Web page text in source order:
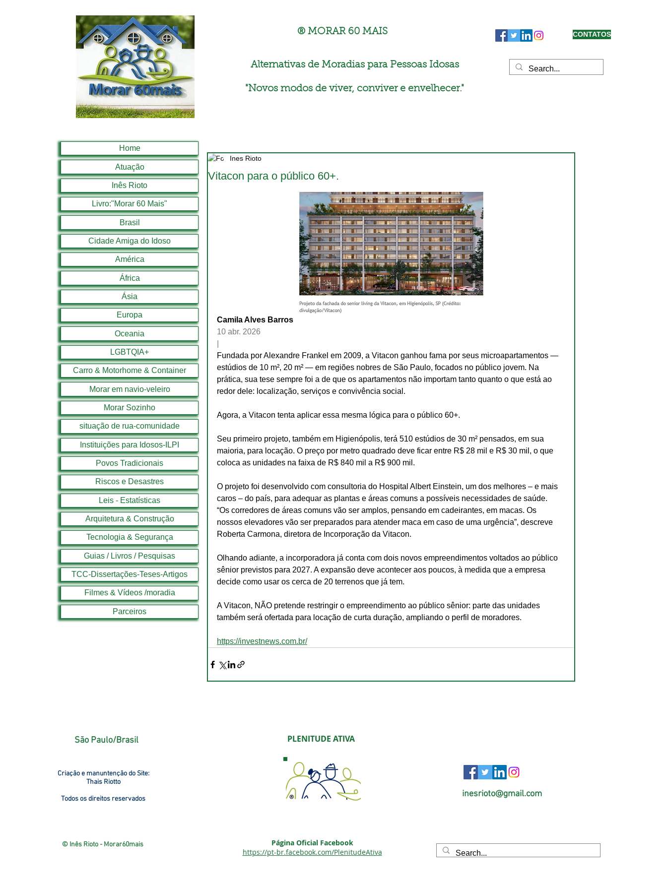
® MORAR 60 MAIS
Alternativas de Moradias para Pessoas Idosas
"Novos modos de viver, conviver e envelhecer."
CONTATOS
Vitacon para o público 60+.
Ines Rioto
Camila Alves Barros
10 abr. 2026
Fundada por Alexandre Frankel em 2009, a Vitacon ganhou fama por seus microapartamentos —
estúdios de 10 m², 20 m² — em regiões nobres de São Paulo, focados no público jovem. Na
prática, sua tese sempre foi a de que os apartamentos não importam tanto quanto o que está ao
redor dele: localização, serviços e convivência social.
Agora, a Vitacon tenta aplicar essa mesma lógica para o público 60+.
Seu primeiro projeto, também em Higienópolis, terá 510 estúdios de 30 m² pensados, em sua
maioria, para locação. O preço por metro quadrado deve ficar entre R$ 28 mil e R$ 30 mil, o que
coloca as unidades na faixa de R$ 840 mil a R$ 900 mil.
O projeto foi desenvolvido com consultoria do Hospital Albert Einstein, um dos melhores – e mais
caros – do país, para adequar as plantas e áreas comuns a possíveis necessidades de saúde.
“Os corredores de áreas comuns vão ser amplos, pensando em cadeirantes, em macas. Os
nossos elevadores vão ser preparados para atender maca em caso de uma urgência”, descreve
Roberta Carmona, diretora de Incorporação da Vitacon.
Olhando adiante, a incorporadora já conta com dois novos empreendimentos voltados ao público
sênior previstos para 2027. A expansão deve acontecer aos poucos, à medida que a empresa
decide como usar os cerca de 20 terrenos que já tem.
A Vitacon, NÃO pretende restringir o empreendimento ao público sênior: parte das unidades
também será ofertada para locação de curta duração, ampliando o perfil de moradores.
https://investnews.com.br/
Home
Atuação
Inês Rioto
Livro:"Morar 60 Mais"
Brasil
Cidade Amiga do Idoso
América
África
Ásia
Europa
Oceania
LGBTQIA+
Carro & Motorhome & Container
Morar em navio-veleiro
Morar Sozinho
situação de rua-comunidade
Instituições para Idosos-ILPI
Povos Tradicionais
Riscos e Desastres
Leis - Estatísticas
Arquitetura & Construção
Tecnologia & Segurança
Guias / Livros / Pesquisas
TCC-Dissertações-Teses-Artigos
Filmes & Vídeos /moradia
Parceiros
São Paulo/Brasil
Criação e manuntenção do Site:
Thais Riotto
Todos os direitos reservados
© Inês Rioto - Morar60mais
PLENITUDE ATIVA
Página Oficial Facebook
https://pt-br.facebook.com/PlenitudeAtiva
inesrioto@gmail.com